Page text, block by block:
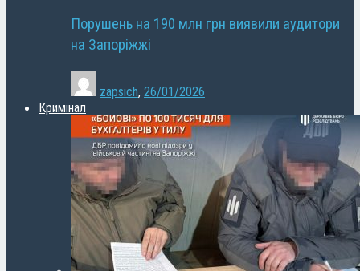
Порушень на 190 млн грн виявили аудитори
на Запоріжжі
zapsich, 26/01/2026
Кримінал